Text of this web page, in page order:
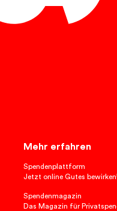
Mehr erfahren
Spendenplattform
Jetzt online Gutes bewirken!
Spendenmagazin
Das Magazin für